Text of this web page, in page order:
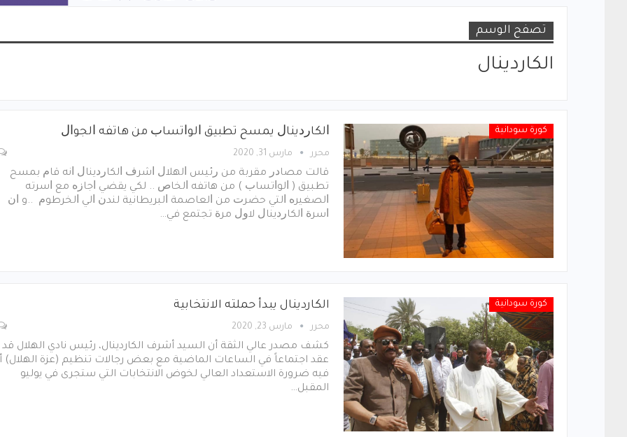
تصفح الوسم
الكاردينال
كورة سودانية ﺍﻟﻜﺎﺭﺩﻳﻨﺎﻝ ﻳﻤﺴﺢ ﺗﻄﺒﻴﻖ ﺍﻟﻮﺍﺗﺴﺎﺏ ﻣﻦ ﻫﺎتفه ﺍﻟﺠﻮﺍﻝ
محرر مارس 31, 2020
ﻗﺎﻟﺖ ﻣﺼﺎﺩﺭ ﻣﻘﺮﺑﺔ ﻣﻦ ﺭﺋﻴﺲ ﺍﻟﻬﻼﻝ ﺍﺷﺮﻑ ﺍﻟﻜﺎﺭﺩﻳﻨﺎﻝ ﺍﻧﻪ ﻗﺎﻡ ﺑﻤﺴﺢ
ﺗﻄﺒﻴﻖ ‏( ﺍﻟﻮﺍﺗﺴﺎﺏ ‏) ﻣﻦ ﻫﺎﺗﻔﻪ ﺍﻟﺨﺎﺹ .. ﻟﻜﻲ ﻳﻘﻀﻲ ﺍﺟﺎﺯﻩ ﻣﻊ ﺍﺳﺮﺗﻪ
ﺍﻟﺼﻐﻴﺮﻩ ﺍﻟﺘﻲ ﺣﻀﺮﺕ ﻣﻦ ﺍﻟﻌﺎﺻﻤﺔ ﺍﻟﺒﺮﻳﻄﺎﻧﻴﺔ ﻟﻨﺪﻥ ﺍﻟﻲ ﺍﻟﺨﺮﻃﻮﻡ ..و ﺍﻥ
ﺍﺳﺮﺓ ﺍﻟﻜﺎﺭﺩﻳﻨﺎﻝ ﻻﻭﻝ ﻣﺮﺓ ﺗﺠﺘﻤﻊ ﻓﻲ…
كورة سودانية الكاردينال يبدأ حملته الانتخابية
محرر مارس 23, 2020
كشف مصدر عالي الثقة أن السيد أشرف الكاردينال، رئيس نادي الهلال قد
عقد اجتماعاً في الساعات الماضية مع بعض رجالات تنظيم (عزة الهلال)
فيه ضرورة الاستعداد العالي لخوض الانتخابات التي ستجرى في يوليو
المقبل…